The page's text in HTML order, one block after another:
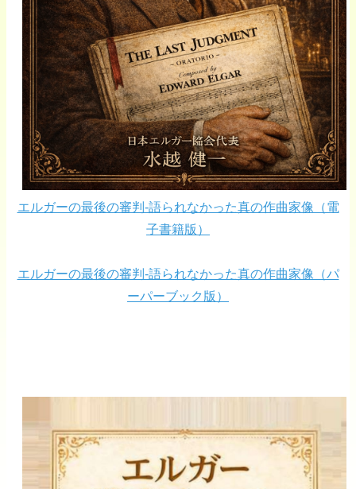
エルガーの最後の審判-語られなかった真の作曲家像（電
子書籍版）
エルガーの最後の審判-語られなかった真の作曲家像（パ
ーパーブック版）